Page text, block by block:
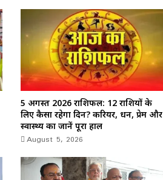
5 अगस्त 2026 राशिफल: 12 राशियों के
लिए कैसा रहेगा दिन? करियर, धन, प्रेम और
स्वास्थ्य का जानें पूरा हाल
August 5, 2026